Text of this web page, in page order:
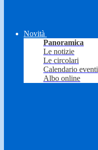
Novità
Panoramica
Le notizie
Le circolari
Calendario eventi
Albo online